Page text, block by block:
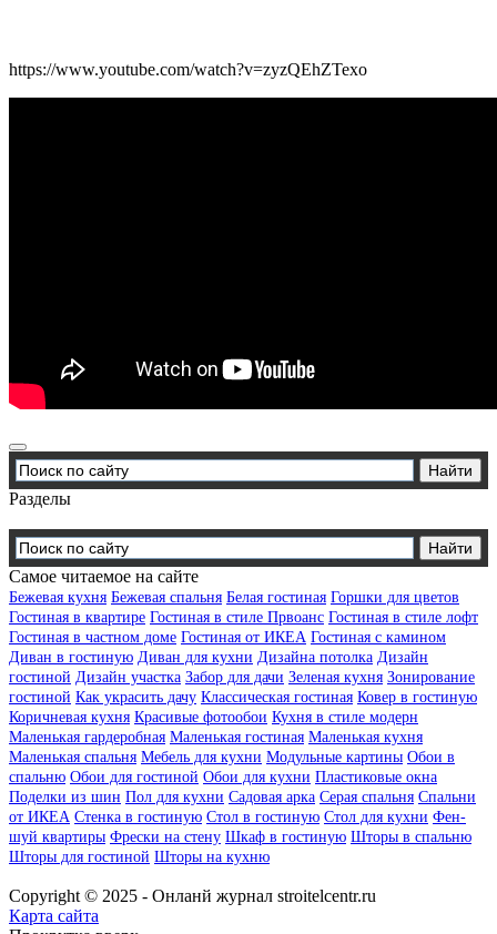
https://www.youtube.com/watch?v=zyzQEhZTexo
Разделы
Самое читаемое на сайте
Бежевая кухня Бежевая спальня Белая гостиная Горшки для цветов
Гостиная в квартире Гостиная в стиле Првоанс Гостиная в стиле лофт
Гостиная в частном доме Гостиная от ИКЕА Гостиная с камином
Диван в гостиную Диван для кухни Дизайна потолка Дизайн
гостиной Дизайн участка Забор для дачи Зеленая кухня Зонирование
гостиной Как украсить дачу Классическая гостиная Ковер в гостиную
Коричневая кухня Красивые фотообои Кухня в стиле модерн
Маленькая гардеробная Маленькая гостиная Маленькая кухня
Маленькая спальня Мебель для кухни Модульные картины Обои в
спальню Обои для гостиной Обои для кухни Пластиковые окна
Поделки из шин Пол для кухни Садовая арка Серая спальня Спальни
от ИКЕА Стенка в гостиную Стол в гостиную Стол для кухни Фен-
шуй квартиры Фрески на стену Шкаф в гостиную Шторы в спальню
Шторы для гостиной Шторы на кухню
Copyright © 2025 - Онланй журнал stroitelcentr.ru
Карта сайта